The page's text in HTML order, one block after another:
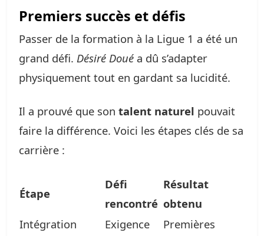
Premiers succès et défis
Passer de la formation à la Ligue 1 a été un
grand défi. Désiré Doué a dû s’adapter
physiquement tout en gardant sa lucidité.
Il a prouvé que son talent naturel pouvait
faire la différence. Voici les étapes clés de sa
carrière :
Étape
Défi
rencontré
Résultat
obtenu
Intégration
Exigence
Premières